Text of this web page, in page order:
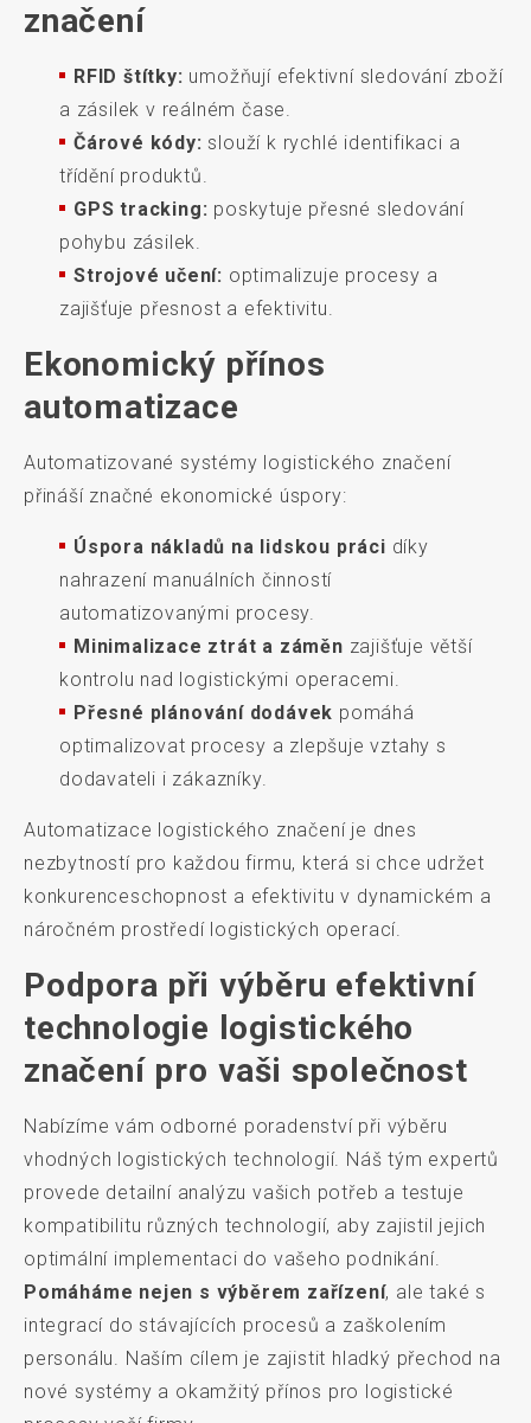
značení
RFID štítky: umožňují efektivní sledování zboží
a zásilek v reálném čase.
Čárové kódy: slouží k rychlé identifikaci a
třídění produktů.
GPS tracking: poskytuje přesné sledování
pohybu zásilek.
Strojové učení: optimalizuje procesy a
zajišťuje přesnost a efektivitu.
Ekonomický přínos
automatizace
Automatizované systémy logistického značení
přináší značné ekonomické úspory:
Úspora nákladů na lidskou práci díky
nahrazení manuálních činností
automatizovanými procesy.
Minimalizace ztrát a záměn zajišťuje větší
kontrolu nad logistickými operacemi.
Přesné plánování dodávek pomáhá
optimalizovat procesy a zlepšuje vztahy s
dodavateli i zákazníky.
Automatizace logistického značení je dnes
nezbytností pro každou firmu, která si chce udržet
konkurenceschopnost a efektivitu v dynamickém a
náročném prostředí logistických operací.
Podpora při výběru efektivní
technologie logistického
značení pro vaši společnost
Nabízíme vám odborné poradenství při výběru
vhodných logistických technologií. Náš tým expertů
provede detailní analýzu vašich potřeb a testuje
kompatibilitu různých technologií, aby zajistil jejich
optimální implementaci do vašeho podnikání.
Pomáháme nejen s výběrem zařízení, ale také s
integrací do stávajících procesů a zaškolením
personálu. Naším cílem je zajistit hladký přechod na
nové systémy a okamžitý přínos pro logistické